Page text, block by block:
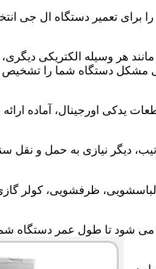
برای تعمیر دستگاه ال جی
هر وسیله الکتریکی
دستگاه شما را تشخیص
یدکی اورجینال، آماده
دیگر نیازی به حمل و نقل
ظرفشویی، کولر
شود تا طول عمر دستگاه شما